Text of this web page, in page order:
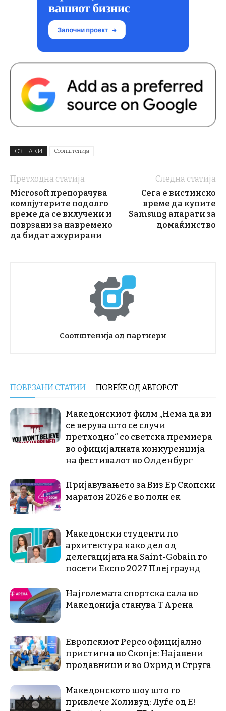
ОЗНАКИ Соопштенија
Претходна статија
Microsoft препорачува
компјутерите подолго
време да се вклучени и
поврзани за навремено
да бидат ажурирани
Следна статија
Сега е вистинско
време да купите
Samsung апарати за
домаќинство
Соопштенија од партнери
ПОВРЗАНИ СТАТИИ ПОВЕЌЕ ОД АВТОРОТ
Македонскиот филм „Нема да ви
се верува што се случи
претходно“ со светска премиера
во официјалната конкуренција
на фестивалот во Олденбург
Пријавувањето за Виз Ер Скопски
маратон 2026 е во полн ек
Македонски студенти по
архитектура како дел од
делегацијата на Saint-Gobain го
посети Експо 2027 Плејграунд
Најголемата спортска сала во
Македонија станува Т Арена
Европскиот Pepco официјално
пристигна во Скопје: Најавени
продавници и во Охрид и Струга
Македонското шоу што го
привлече Холивуд: Луѓе од E!